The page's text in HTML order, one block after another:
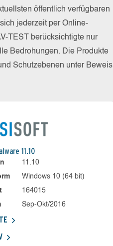
öffentlich verfügbaren
jederzeit per Online-
TEST berücksichtigte nur
Bedrohungen. Die Produkte
Schutzebenen unter Beweis
11.10
11.10
Windows 10 (64 bit)
164015
Sep-Okt/2016